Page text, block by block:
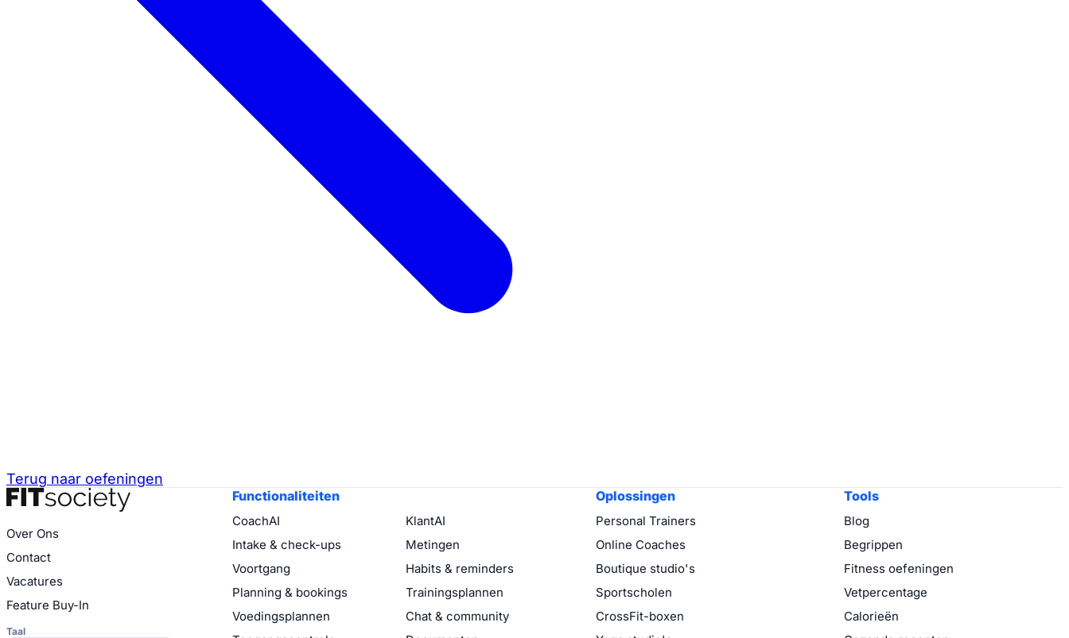
Terug naar oefeningen
Over Ons
Contact
Vacatures
Feature Buy-In
Taal
Functionaliteiten
CoachAI
KlantAI
Intake & check-ups
Metingen
Voortgang
Habits & reminders
Planning & bookings
Trainingsplannen
Voedingsplannen
Chat & community
Oplossingen
Personal Trainers
Online Coaches
Boutique studio's
Sportscholen
CrossFit-boxen
Tools
Blog
Begrippen
Fitness oefeningen
Vetpercentage
Calorieën